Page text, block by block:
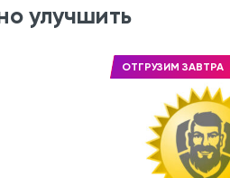
улучшить
ОТГРУЗИМ ЗАВТРА